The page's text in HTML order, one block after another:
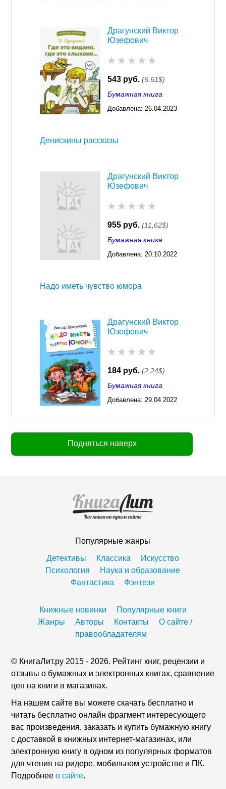
Драгунский Виктор
Юзефович
543 руб. (6,61$)
Бумажная книга
Добавлена: 26.04.2023
Денискины рассказы
Драгунский Виктор
Юзефович
955 руб. (11,62$)
Бумажная книга
Добавлена: 20.10.2022
Надо иметь чувство юмора
Драгунский Виктор
Юзефович
184 руб. (2,24$)
Бумажная книга
Добавлена: 29.04.2022
Подняться наверх
Популярные жанры
Детективы
Классика
Искусство
Психология
Наука и образование
Фантастика
Фэнтези
Книжные новинки
Популярные книги
Жанры
Авторы Контакты
О сайте /
правообладателям
© КнигаЛит.ру 2015 - 2026. Рейтинг книг, рецензии и
отзывы о бумажных и электронных книгах, сравнение
цен на книги в магазинах.
На нашем сайте вы можете скачать бесплатно и
читать бесплатно онлайн фрагмент интересующего
вас произведения, заказать и купить бумажную книгу
с доставкой в книжных интернет-магазинах, или
электронную книгу в одном из популярных форматов
для чтения на ридере, мобильном устройстве и ПК.
Подробнеео сайте.